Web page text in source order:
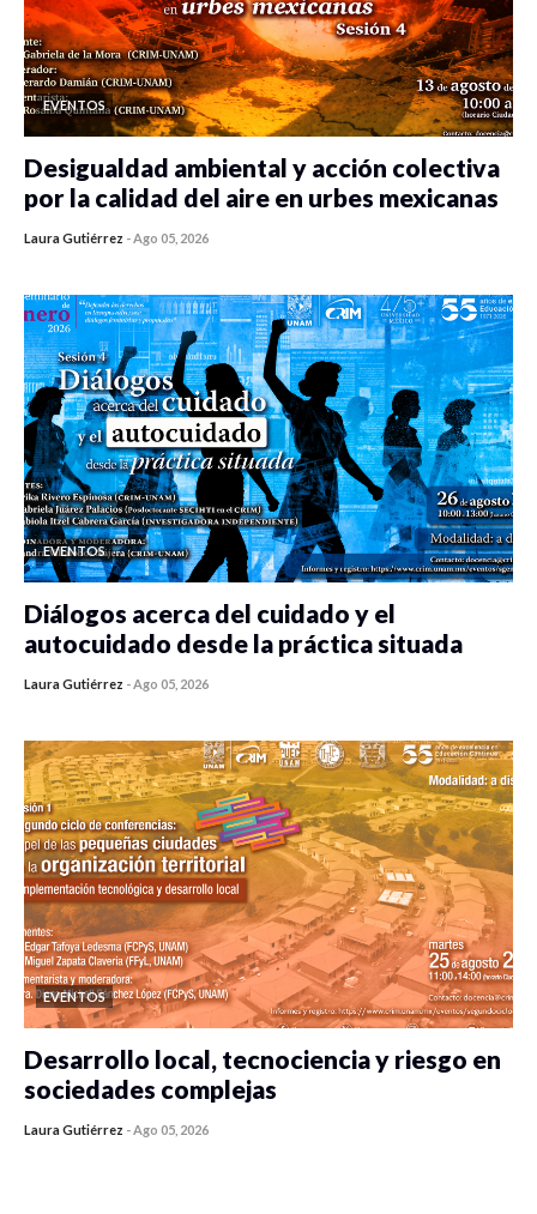
EVENTOS
Desigualdad ambiental y acción colectiva
por la calidad del aire en urbes mexicanas
Laura Gutiérrez -Ago 05, 2026
EVENTOS
Diálogos acerca del cuidado y el
autocuidado desde la práctica situada
Laura Gutiérrez -Ago 05, 2026
EVENTOS
Desarrollo local, tecnociencia y riesgo en
sociedades complejas
Laura Gutiérrez -Ago 05, 2026